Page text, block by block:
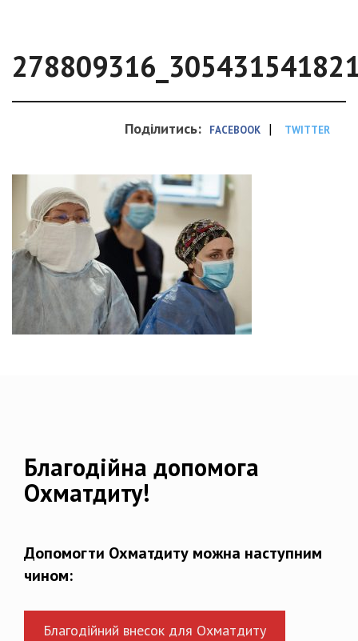
Поділитись: FACEBOOK | TWITTER
Благодійна допомога
Охматдиту!
Допомогти Охматдиту можна наступним
чином:
Благодійний внесок для Охматдиту